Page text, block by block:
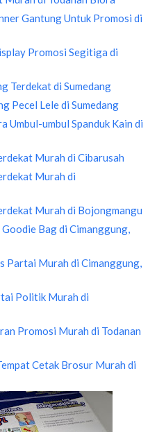
Gantung Untuk Promosi di
Promosi Segitiga di
Terdekat di Sumedang
Pecel Lele di Sumedang
Umbul-umbul Spanduk Kain di
Murah di Cibarusah
Murah di
Murah di Bojongmangu
Bag di Cimanggung,
Partai Murah di Cimanggung,
Politik Murah di
Promosi Murah di Todanan
Cetak Brosur Murah di